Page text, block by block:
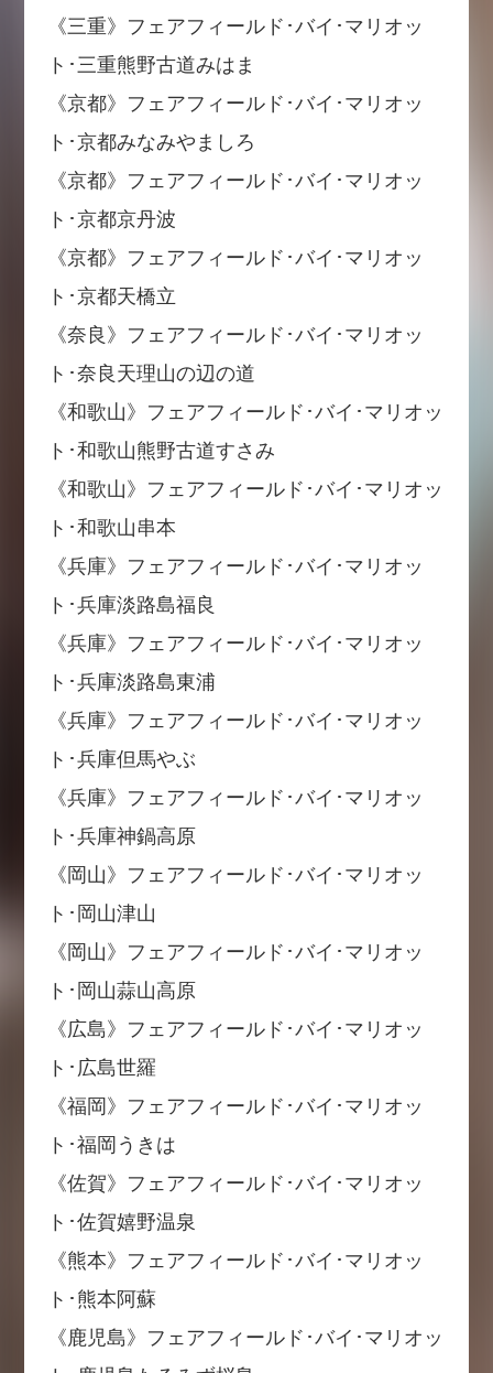
《三重》フェアフィールド･バイ･マリオッ
ト･三重熊野古道みはま
《京都》フェアフィールド･バイ･マリオッ
ト･京都みなみやましろ
《京都》フェアフィールド･バイ･マリオッ
ト･京都京丹波
《京都》フェアフィールド･バイ･マリオッ
ト･京都天橋立
《奈良》フェアフィールド･バイ･マリオッ
ト･奈良天理山の辺の道
《和歌山》フェアフィールド･バイ･マリオッ
ト･和歌山熊野古道すさみ
《和歌山》フェアフィールド･バイ･マリオッ
ト･和歌山串本
《兵庫》フェアフィールド･バイ･マリオッ
ト･兵庫淡路島福良
《兵庫》フェアフィールド･バイ･マリオッ
ト･兵庫淡路島東浦
《兵庫》フェアフィールド･バイ･マリオッ
ト･兵庫但馬やぶ
《兵庫》フェアフィールド･バイ･マリオッ
ト･兵庫神鍋高原
《岡山》フェアフィールド･バイ･マリオッ
ト･岡山津山
《岡山》フェアフィールド･バイ･マリオッ
ト･岡山蒜山高原
《広島》フェアフィールド･バイ･マリオッ
ト･広島世羅
《福岡》フェアフィールド･バイ･マリオッ
ト･福岡うきは
《佐賀》フェアフィールド･バイ･マリオッ
ト･佐賀嬉野温泉
《熊本》フェアフィールド･バイ･マリオッ
ト･熊本阿蘇
《鹿児島》フェアフィールド･バイ･マリオッ